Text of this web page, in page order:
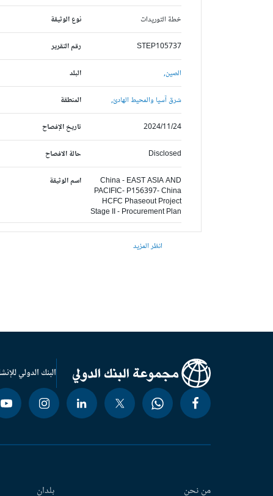
نوع الوثيقة خطة التوريدات
رقم التقرير STEP105737
البلد الصين,
المنطقة شرق آسيا والمحيط الهادئ,
تاريخ الإفصاح 2024/11/24
حالة الافصاح Disclosed
اسم الوثيقة
China - EAST ASIA AND
PACIFIC- P156397- China
HCFC Phaseout Project
Stage II - Procurement Plan
انظر المزيد
البنك الدولي
من نحن بلدان